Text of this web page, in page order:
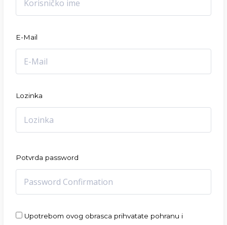
E-Mail
Lozinka
Potvrda password
Upotrebom ovog obrasca prihvatate pohranu i